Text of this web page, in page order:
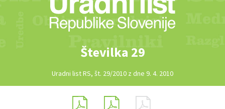
Številka 29
Uradni list RS, št. 29/2010 z dne 9. 4. 2010